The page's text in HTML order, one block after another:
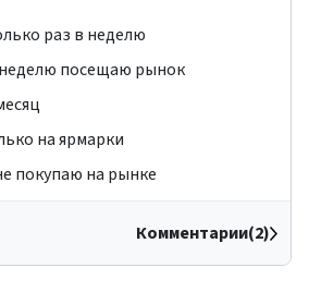
раз в неделю
посещаю рынок
на ярмарки
покупаю на рынке
Комментарии(2)